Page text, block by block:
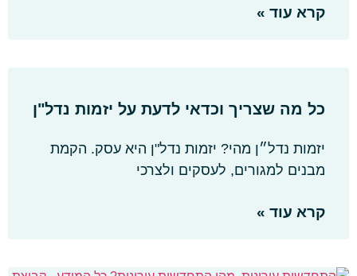
קרא עוד »
כל מה שצריך וכדאי לדעת על יזמות נדל"ן
יזמות נדל״ן מהי? יזמות נדל"ן היא עסק. הקמת
מבנים למגורים, לעסקים ולצרכי
קרא עוד »